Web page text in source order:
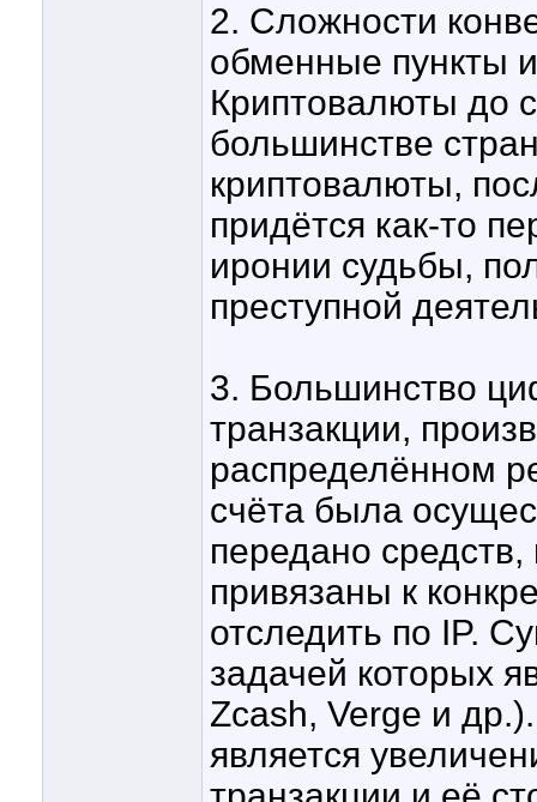
2. Сложности
обменные пункты
Криптовалюты до
большинстве
криптовалюты,
придётся как-то
иронии судьбы,
преступной
3. Большинство
транзакции,
распределённом
счёта была
передано средств,
привязаны к
отследить по IP.
задачей которых
Zcash, Verge и
является